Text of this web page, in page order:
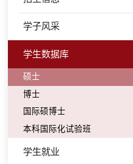
学子风采
学生数据库
硕士
博士
国际硕博士
本科国际化试验班
学生就业